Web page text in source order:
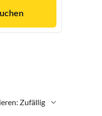
Zufällig